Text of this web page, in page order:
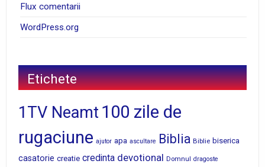
Flux comentarii
WordPress.org
Etichete
1TV Neamt 100 zile de
rugaciune ajutor apa ascultare Biblia Biblie biserica
casatorie creatie credinta devotional Domnul dragoste